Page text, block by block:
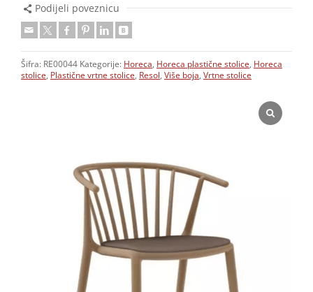
Podijeli poveznicu
Šifra: RE00044 Kategorije: Horeca Horeca plastične stolice Horeca
stolice Plastične vrtne stolice Resol Više boja Vrtne stolice